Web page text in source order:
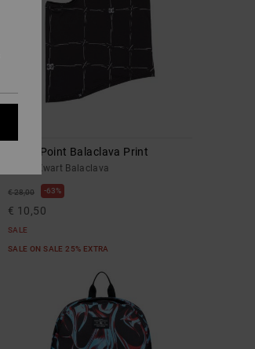
Three Point Balaclava Print
Heren Zwart Balaclava
€ 28,00 63%
€ 10,50
SALE
SALE ON SALE 25% EXTRA